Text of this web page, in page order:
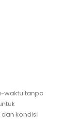
waktu tanpa
kondisi